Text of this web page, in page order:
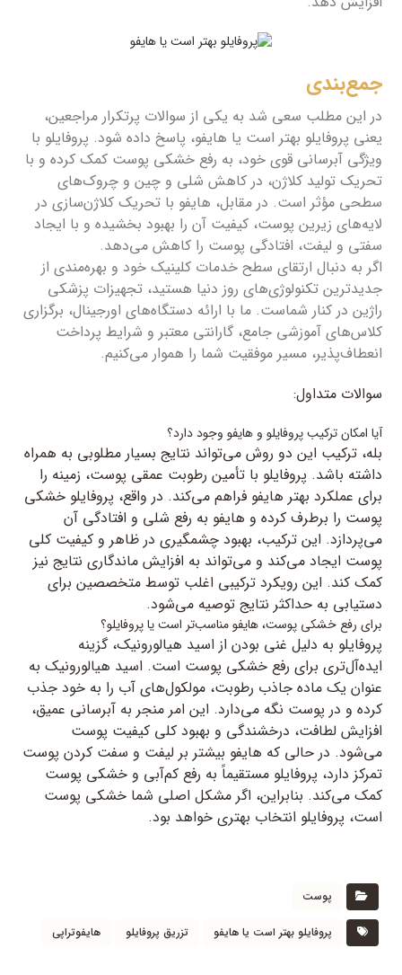
جمع‌بندی
در این مطلب سعی شد به یکی از سوالات پرتکرار مراجعین،
یعنی پروفایلو بهتر است یا هایفو، پاسخ داده شود. پروفایلو با
ویژگی آبرسانی قوی خود، به رفع خشکی پوست کمک کرده و با
تحریک تولید کلاژن، در کاهش شلی و چین و چروک‌های
سطحی مؤثر است. در مقابل، هایفو با تحریک کلاژن‌سازی در
لایه‌های زیرین پوست، کیفیت آن را بهبود بخشیده و با ایجاد
سفتی و لیفت، افتادگی پوست را کاهش می‌دهد.
اگر به دنبال ارتقای سطح خدمات کلینیک خود و بهره‌مندی از
جدیدترین تکنولوژی‌های روز دنیا هستید، تجهیزات پزشکی
راژین در کنار شماست. ما با ارائه دستگاه‌های اورجینال، برگزاری
کلاس‌های آموزشی جامع، گارانتی معتبر و شرایط پرداخت
انعطاف‌پذیر، مسیر موفقیت شما را هموار می‌کنیم.
سوالات متداول:
آیا امکان ترکیب پروفایلو و هایفو وجود دارد؟
بله، ترکیب این دو روش می‌تواند نتایج بسیار مطلوبی به همراه
داشته باشد. پروفایلو با تأمین رطوبت عمقی پوست، زمینه را
برای عملکرد بهتر هایفو فراهم می‌کند. در واقع، پروفایلو خشکی
پوست را برطرف کرده و هایفو به رفع شلی و افتادگی آن
می‌پردازد. این ترکیب، بهبود چشمگیری در ظاهر و کیفیت کلی
پوست ایجاد می‌کند و می‌تواند به افزایش ماندگاری نتایج نیز
کمک کند. این رویکرد ترکیبی اغلب توسط متخصصین برای
دستیابی به حداکثر نتایج توصیه می‌شود.
برای رفع خشکی پوست، هایفو مناسب‌تر است یا پروفایلو؟
پروفایلو به دلیل غنی بودن از اسید هیالورونیک، گزینه
ایده‌آل‌تری برای رفع خشکی پوست است. اسید هیالورونیک به
عنوان یک ماده جاذب رطوبت، مولکول‌های آب را به خود جذب
کرده و در پوست نگه می‌دارد. این امر منجر به آبرسانی عمیق،
افزایش لطافت، درخشندگی و بهبود کلی کیفیت پوست
می‌شود. در حالی که هایفو بیشتر بر لیفت و سفت کردن پوست
تمرکز دارد، پروفایلو مستقیماً به رفع کم‌آبی و خشکی پوست
کمک می‌کند. بنابراین، اگر مشکل اصلی شما خشکی پوست
است، پروفایلو انتخاب بهتری خواهد بود.
پوست
پروفایلو بهتر است یا هایفو تزریق پروفایلو هایفوتراپی